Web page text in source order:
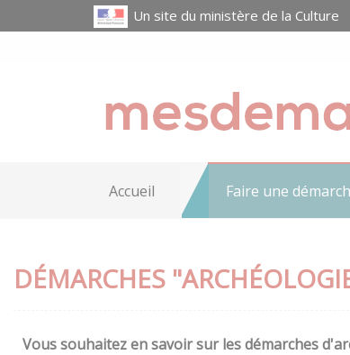
Un site du ministère de la Culture
Accueil Faire une
DÉMARCHES
Vous souhaitez en savoir sur les démarches